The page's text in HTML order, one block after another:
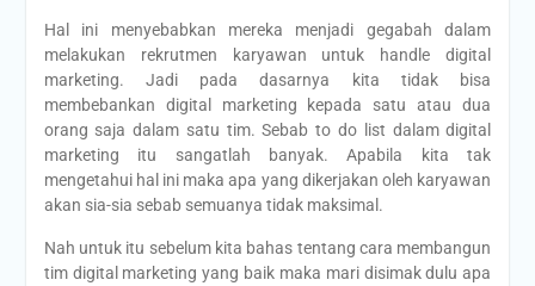
Hal ini menyebabkan mereka menjadi gegabah dalam
melakukan rekrutmen karyawan untuk handle digital
marketing. Jadi pada dasarnya kita tidak bisa
membebankan digital marketing kepada satu atau dua
orang saja dalam satu tim. Sebab to do list dalam digital
marketing itu sangatlah banyak. Apabila kita tak
mengetahui hal ini maka apa yang dikerjakan oleh karyawan
akan sia-sia sebab semuanya tidak maksimal.
Nah untuk itu sebelum kita bahas tentang cara membangun
tim digital marketing yang baik maka mari disimak dulu apa